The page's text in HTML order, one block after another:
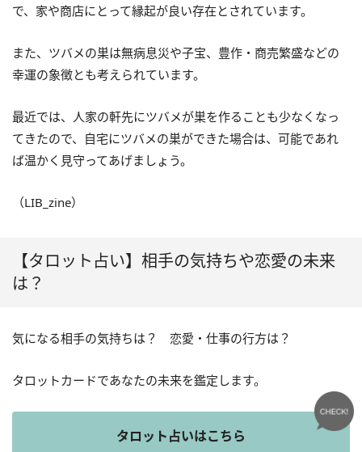
で、家や商店にとって縁起が良い存在とされています。
また、ツバメの巣は無病息災や子宝、豊作・商売繁盛などの
幸運の象徴とも考えられています。
最近では、人家の軒先にツバメが巣を作ることも少なくなっ
てきたので、自宅にツバメの巣ができた場合は、可能であれ
ば温かく見守ってあげましょう。
（LIB_zine）
【タロット占い】相手の気持ちや恋愛の未来
は？
気になる相手の気持ちは？ 恋愛・仕事の行方は？
タロットカードであなたの未来を鑑定します。
タロット占いはこちら